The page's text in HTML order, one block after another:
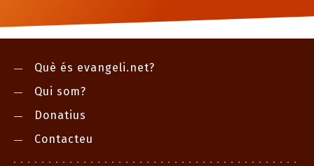
Què és evangeli.net?
Qui som?
Donatius
Contacteu